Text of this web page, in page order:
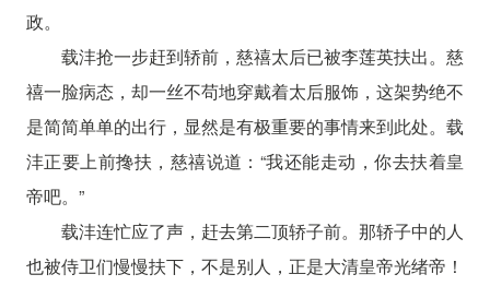
政。
载沣抢一步赶到轿前，慈禧太后已被李莲英扶出。慈
禧一脸病态，却一丝不苟地穿戴着太后服饰，这架势绝不
是简简单单的出行，显然是有极重要的事情来到此处。载
沣正要上前搀扶，慈禧说道：“我还能走动，你去扶着皇
帝吧。”
载沣连忙应了声，赶去第二顶轿子前。那轿子中的人
也被侍卫们慢慢扶下，不是别人，正是大清皇帝光绪帝！